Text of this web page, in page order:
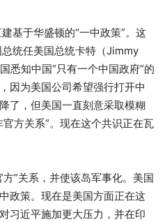
基于华盛顿的“一中政策”。这
统任美国总统卡特（Jimmy
悉知中国“只有一个中国政府”的
因为美国公司希望强行打开中
了，但美国一直刻意采取模糊
方关系”。现在这个共识正在瓦
”关系，并使该岛军事化。美国
政策。现在是美国方面正在这
习近平施加更大压力，并在印